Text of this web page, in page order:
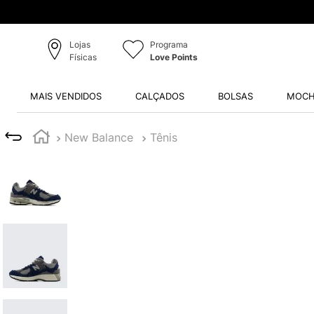
Lojas
Físicas
Programa
Love Points
MAIS VENDIDOS CALÇADOS BOLSAS
New Balance Tênis